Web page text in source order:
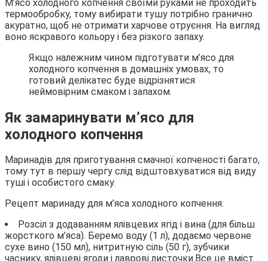
М’ясо холодного копчення своїми руками не проходить
термообробку, тому вибирати тушу потрібно гранично
акуратно, щоб не отримати харчове отруєння. На вигляд
воно яскравого кольору і без різкого запаху.
Якщо належним чином підготувати м’ясо для
холодного копчення в домашніх умовах, то
готовий делікатес буде відрізнятися
неймовірним смаком і запахом.
Як замаринувати м’ясо для
холодного копчення
Маринадів для приготування смачної копченості багато,
тому тут в першу чергу слід відштовхуватися від виду
туші і особистого смаку.
Рецепт маринаду для м’яса холодного копчення:
Розсіл з додаванням ялівцевих ягід і вина (для більш
жорсткого м’яса). Беремо воду (1 л), додаємо червоне
сухе вино (150 мл), нитритную сіль (50 г), зубчики
часнику, ялівцеві ягоди і лаврові листочки.Все це вміст